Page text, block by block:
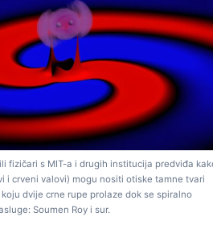
fizičari s MIT-a i drugih institucija predviđa
i crveni valovi) mogu nositi otiske tamne tvari
dvije crne rupe prolaze dok se spiralno
Soumen Roy i sur.